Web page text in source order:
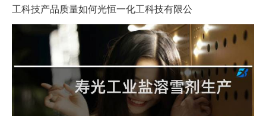
工科技产品质量如何光恒一化工科技有限公